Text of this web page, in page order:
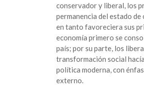
conservador y liberal, los
permanencia del estado de
en tanto favoreciera sus
economía primero se
país; por su parte, los
transformación social
política moderna, con
externo.